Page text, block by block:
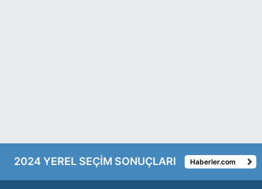
2024 YEREL SEÇİM SONUÇLARI Haberler.com